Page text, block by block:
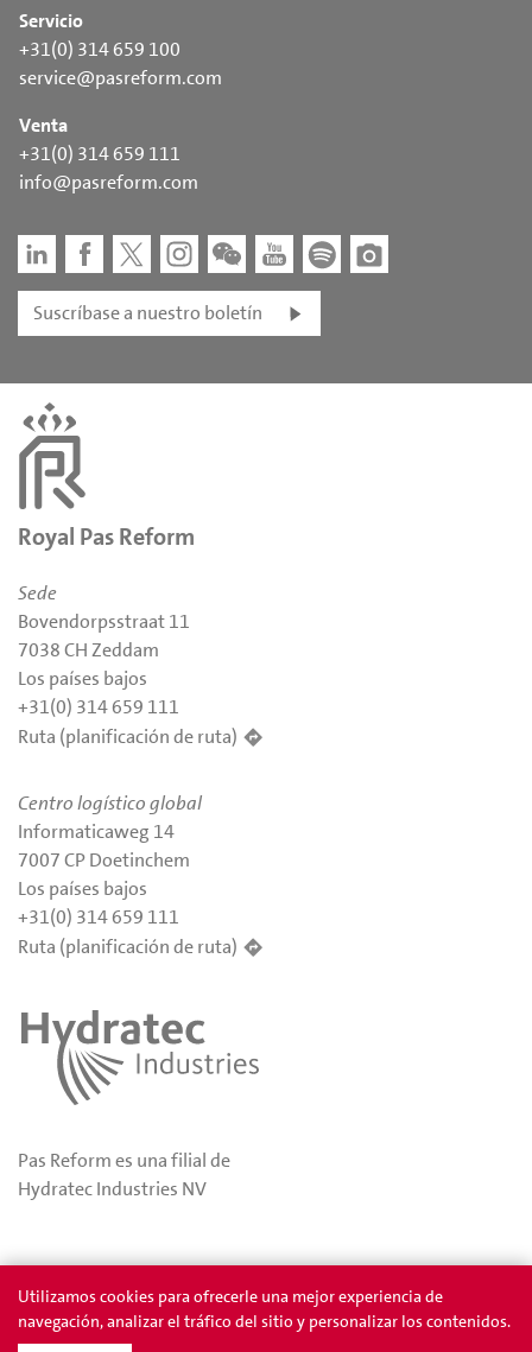
Servicio
+31(0) 314 659 100
service@pasreform.com
Venta
+31(0) 314 659 111
info@pasreform.com
Suscríbase a nuestro boletín
Royal Pas Reform
Sede
Bovendorpsstraat 11
7038 CH Zeddam
Los países bajos
+31(0) 314 659 111
Ruta (planificación de ruta)
Centro logístico global
Informaticaweg 14
7007 CP Doetinchem
Los países bajos
+31(0) 314 659 111
Ruta (planificación de ruta)
Pas Reform es una filial de
Hydratec Industries NV
Privacidad Permios
Utilizamos cookies para ofrecerle una mejor experiencia de
navegación, analizar el tráfico del sitio y personalizar los contenidos.